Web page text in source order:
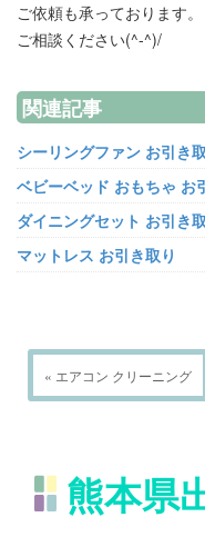
ご依頼も承っております。
ご相談ください(^-^)/
関連記事
シーリングファン お引き
ベビーベッド おもちゃ お
ダイニングセット お引き
マットレス お引き取り
« エアコン クリーニング
熊本県